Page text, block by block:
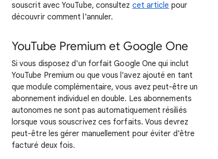
souscrit avec YouTube, consultez cet article pour
découvrir comment l'annuler.
YouTube Premium et Google One
Si vous disposez d'un forfait Google One qui inclut
YouTube Premium ou que vous l'avez ajouté en tant
que module complémentaire, vous avez peut-être un
abonnement individuel en double. Les abonnements
autonomes ne sont pas automatiquement résiliés
lorsque vous souscrivez ces forfaits. Vous devrez
peut-être les gérer manuellement pour éviter d'être
facturé deux fois.